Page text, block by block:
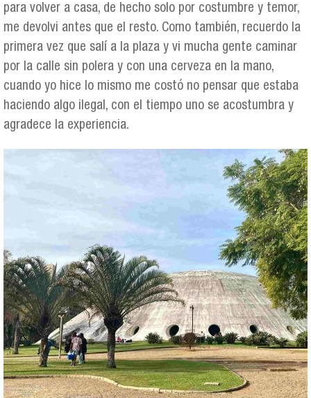
para volver a casa, de hecho solo por costumbre y temor,
me devolvi antes que el resto. Como también, recuerdo la
primera vez que salí a la plaza y vi mucha gente caminar
por la calle sin polera y con una cerveza en la mano,
cuando yo hice lo mismo me costó no pensar que estaba
haciendo algo ilegal, con el tiempo uno se acostumbra y
agradece la experiencia.
oca_pavilhao_lucas_nogueira_garcez-
compressed_1.jpg